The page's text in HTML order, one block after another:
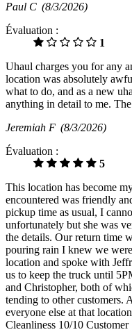
Paul C (8/3/2026)
Évaluation :
1
Uhaul charges you for any
location was absolutely
what to do, and as a new
anything in detail to me.
Jeremiah F (8/3/2026)
Évaluation :
5
This location has become
encountered was friendly
pickup time as usual, I
unfortunately but she was
the details. Our return time
pouring rain I knew we
location and spoke with
us to keep the truck until
and Christopher, both of
tending to other customers.
everyone else at that
Cleanliness 10/10